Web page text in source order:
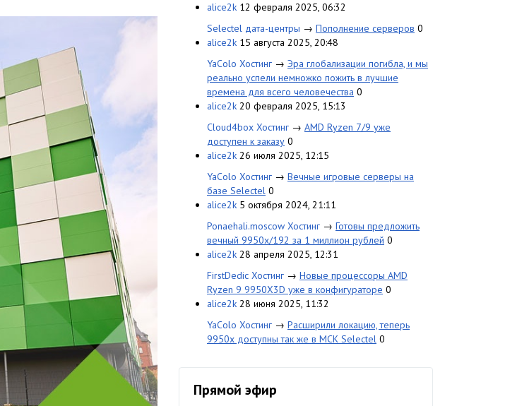
alice2k 12 февраля 2025, 06:32
Selectel дата-центры → Пополнение серверов 0
alice2k 15 августа 2025, 20:48
YaColo Хостинг → Эра глобализации погибла, и мы
реально успели немножко пожить в лучшие
времена для всего человечества 0
alice2k 20 февраля 2025, 15:13
Cloud4box Хостинг → AMD Ryzen 7/9 уже
доступен к заказу 0
alice2k 26 июля 2025, 12:15
YaColo Хостинг → Вечные игровые серверы на
базе Selectel 0
alice2k 5 октября 2024, 21:11
Ponaehali.moscow Хостинг → Готовы предложить
вечный 9950x/192 за 1 миллион рублей 0
alice2k 28 апреля 2025, 12:31
FirstDedic Хостинг → Новые процессоры AMD
Ryzen 9 9950X3D уже в конфигураторе 0
alice2k 28 июня 2025, 11:32
YaColo Хостинг → Расширили локацию, теперь
9950x доступны так же в МСК Selectel 0
Прямой эфир